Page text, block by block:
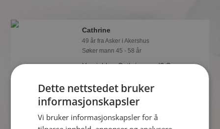
Cathrine
49 år fra Asker i Akershus
Søker mann 45 - 58 år
Hva jobber Cathrine med? Som
alle mulige detaljer om de single.
Dette nettstedet bruker
informasjonskapsler
Vi bruker informasjonskapsler for å